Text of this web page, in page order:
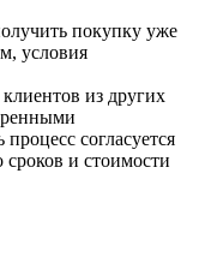
покупку уже
условия
из других
согласуется
сроков и стоимости